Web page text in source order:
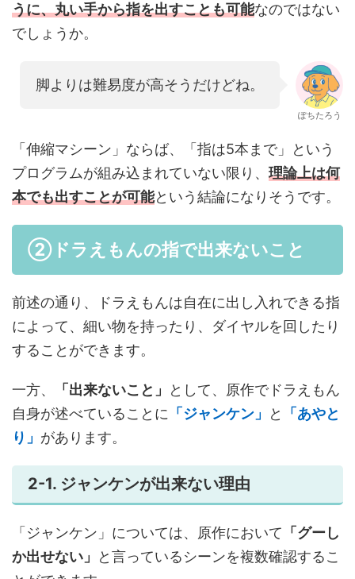
うに、丸い手から指を出すことも可能なのではない
でしょうか。
脚よりは難易度が高そうだけどね。
ぽちたろう
「伸縮マシーン」ならば、「指は5本まで」という
プログラムが組み込まれていない限り、 理論上は何
本でも出すことが可能という結論になりそうです。
②ドラえもんの指で出来ないこと
前述の通り、ドラえもんは自在に出し入れできる指
によって、細い物を持ったり、ダイヤルを回したり
することができます。
一方、 「出来ないこと」
として、原作でドラえもん
自身が述べていることに 「ジャンケン」 と
「あやと
り」 があります。
2-1. ジャンケンが出来ない理由
「ジャンケン」については、原作において 「グーし
か出せない」
と言っているシーンを複数確認するこ